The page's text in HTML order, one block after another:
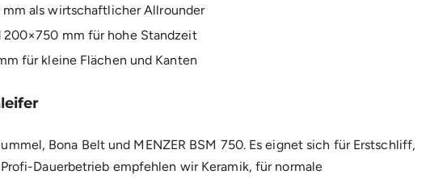
mm als wirtschaftlicher Allrounder
200×750 mm für hohe Standzeit
für kleine Flächen und Kanten
Bona Belt und MENZER BSM 750. Es eignet sich für Erstschliff,
Dauerbetrieb empfehlen wir Keramik, für normale